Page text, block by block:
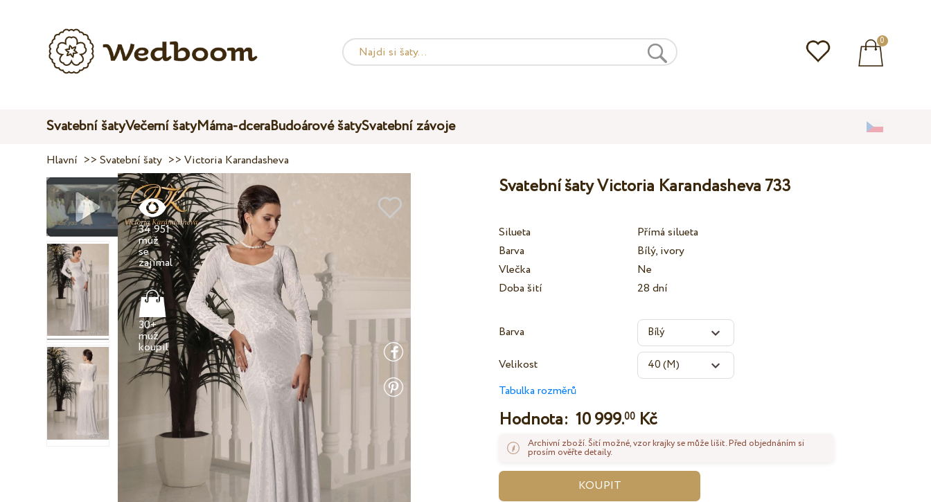
0
Svatební šatyVečerní šatyMáma-dceraBudoárové šatySvatební závoje
Hlavní >>Svatební šaty >>Victoria Karandasheva
34 951
muž
se
zajímal
30+
muž
koupil
Svatební šaty Victoria Karandasheva 733
Silueta
Přímá silueta
Barva
Bílý, ivory
Vlečka
Ne
Doba šití
28 dní
Barva
Velikost
Tabulka rozměrů
Hodnota:10 999.00 Kč
Archivní zboží. Šití možné, vzor krajky se může lišit. Před objednáním si
prosím ověřte detaily.